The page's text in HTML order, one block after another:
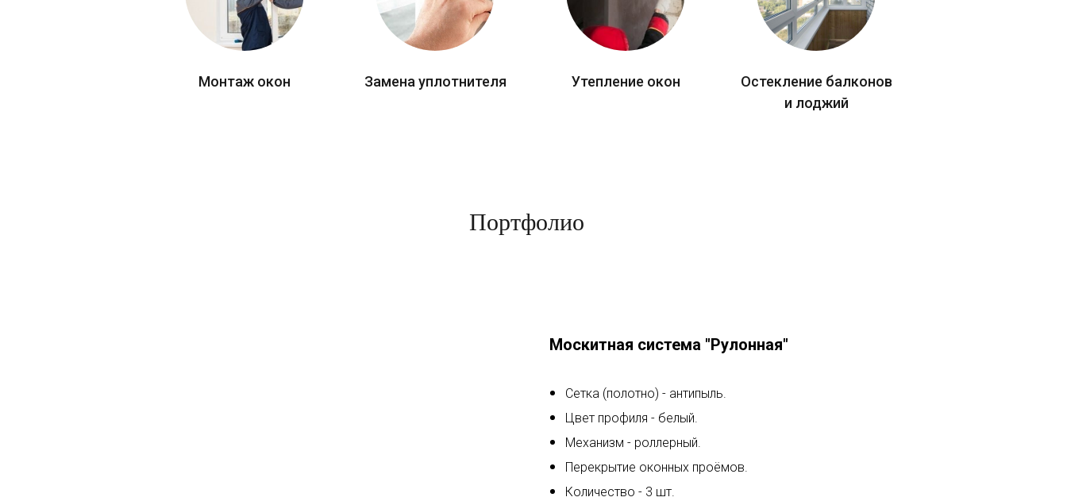
Монтаж окон Замена уплотнителя Утепление окон
Остекление балконов
и лоджий
Портфолио
Москитная система "Рулонная"
Сетка (полотно) - антипыль.
Цвет профиля - белый.
Механизм - роллерный.
Перекрытие оконных проёмов.
Количество - 3 шт.